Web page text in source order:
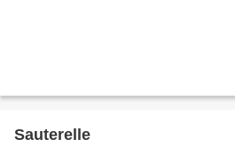
Sauterelle